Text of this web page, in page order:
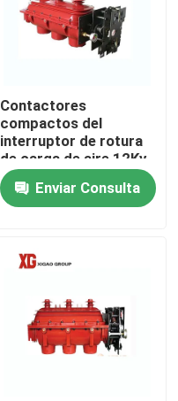
Contactores
compactos del
interruptor de rotura
de carga de aire 12Kv
del IEC 60265 tres
Enviar Consulta